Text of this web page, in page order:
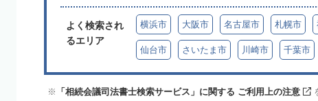
よく検索され
るエリア
横浜市 大阪市 名古屋市 札幌市
仙台市 さいたま市 川崎市 千葉市
「相続会議司法書士検索サービス」に関する ご利用上の注意